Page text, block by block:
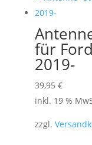
für
2019-
39,95 €
inkl. 19 %
zzgl.